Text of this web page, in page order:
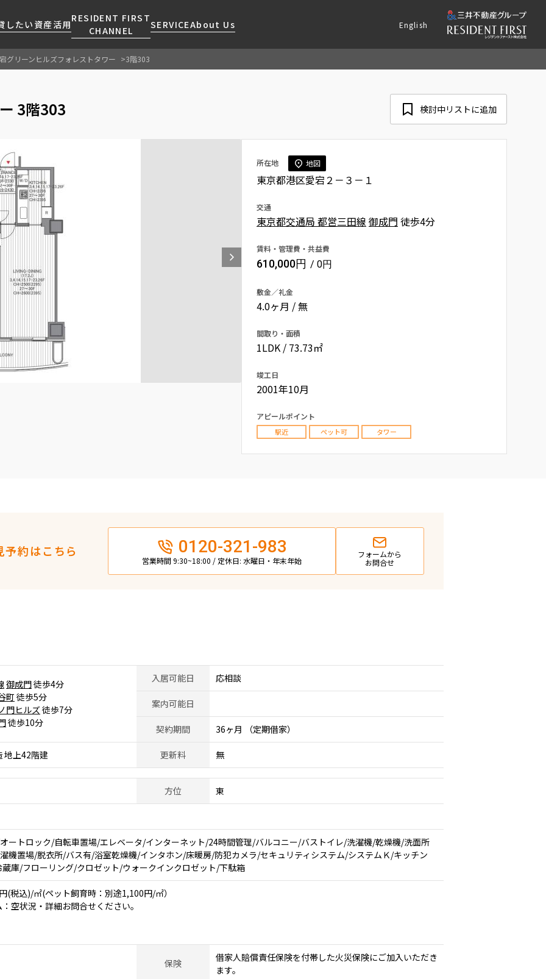
したい 資産活用
RESIDENT FIRST
CHANNEL
SERVICEAbout Us
会社情報
ニュースリリース
お問い合わせ
人気エリアから探す
地図から探す
キーワードから探す
ニュースから探す
新着募集情報
当社限定(港区・渋谷区以外)
お問い合わせ
お問い合わせ
マンションレポート
RESIDENT FIRST
MEMBERS登録
会員ページ
ご入居・提携サービス
お部屋探しからご契約まで
よくあるご質問
社宅紹介
事業部取り扱い物件入居申
込
English
グリーンヒルズフォレストタワー 3階303
3階303 検討中リストに追加
所在地 地図
東京都港区愛宕２－３－１
交通
東京都交通局 都営三田線 御成門 徒歩4分
賃料・管理費・共益費
610,000円 / 0円
敷金／礼金
4.0ヶ月 / 無
間取り・面積
1LDK / 73.73㎡
竣工日
2001年10月
アピールポイント
駅近 ペット可 タワー
約はこちら 0120-321-983
営業時間 9:30~18:00 / 定休日: 水曜日・年末年始
フォームから
お問合せ
御成門徒歩4分
町 徒歩5分
門ヒルズ徒歩7分
徒歩10分
入居可能日 応相談
案内可能日
契約期間 36ヶ月 （定期借家）
地上42階建 更新料 無
方位 東
ートロック/自転車置場/エレベータ/インターネット/24時間管理/バルコニー/バストイレ/洗濯機/乾燥機/洗面所
機置場/脱衣所/バス有/浴室乾燥機/インタホン/床暖房/防犯カメラ/セキュリティシステム/システムＫ/キッチン
庫/フローリング/クロゼット/ウォークインクロゼット/下駄箱
(税込)/㎡(ペット飼育時：別途1,100円/㎡）
空状況・詳細お問合せください。
保険
借家人賠償責任保険を付帯した火災保険にご加入いただき
ます。